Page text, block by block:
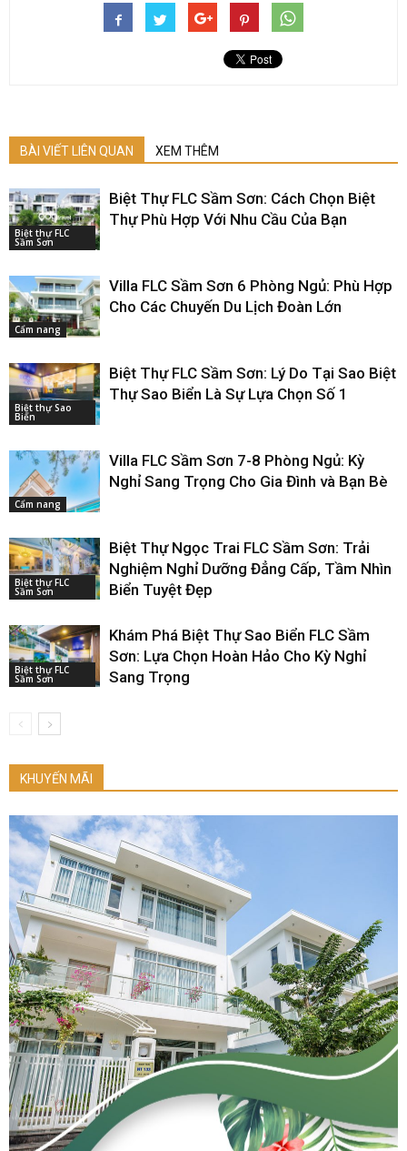
BÀI VIẾT LIÊN QUAN XEM THÊM
Biệt thự FLC
Sầm Sơn
Biệt Thự FLC Sầm Sơn: Cách Chọn Biệt
Thự Phù Hợp Với Nhu Cầu Của Bạn
Cẩm nang
Villa FLC Sầm Sơn 6 Phòng Ngủ: Phù Hợp
Cho Các Chuyến Du Lịch Đoàn Lớn
Biệt thự Sao
Biển
Biệt Thự FLC Sầm Sơn: Lý Do Tại Sao Biệt
Thự Sao Biển Là Sự Lựa Chọn Số 1
Cẩm nang
Villa FLC Sầm Sơn 7-8 Phòng Ngủ: Kỳ
Nghỉ Sang Trọng Cho Gia Đình và Bạn Bè
Biệt thự FLC
Sầm Sơn
Biệt Thự Ngọc Trai FLC Sầm Sơn: Trải
Nghiệm Nghỉ Dưỡng Đẳng Cấp, Tầm Nhìn
Biển Tuyệt Đẹp
Biệt thự FLC
Sầm Sơn
Khám Phá Biệt Thự Sao Biển FLC Sầm
Sơn: Lựa Chọn Hoàn Hảo Cho Kỳ Nghỉ
Sang Trọng
KHUYẾN MÃI